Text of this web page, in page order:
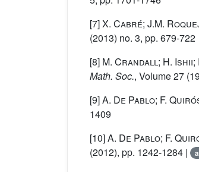
[7]X. Cabré; J.M.
(2013) no. 3, pp. 679-722
[8] M. Crandall; H. Ishii;
Math. Soc., Volume 27
[9]A. De Pablo; F.
1409
[10]A. De Pablo; F.
(2012), pp. 1242-1284 |